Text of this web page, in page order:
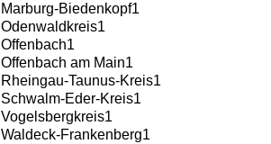
Marburg-Biedenkopf1
Odenwaldkreis1
Offenbach1
Offenbach am Main1
Rheingau-Taunus-Kreis1
Schwalm-Eder-Kreis1
Vogelsbergkreis1
Waldeck-Frankenberg1